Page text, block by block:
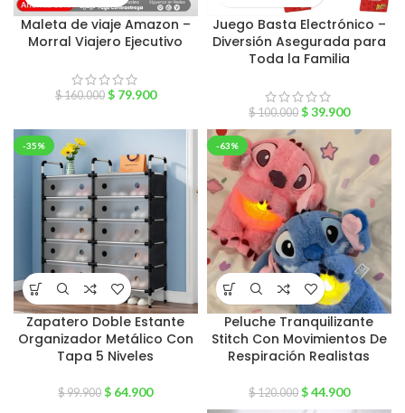
Maleta de viaje Amazon –
Morral Viajero Ejecutivo
$160.000 $79.900
Juego Basta Electrónico –
Diversión Asegurada para
Toda la Familia
$100.000 $39.900
-35%
Zapatero Doble Estante
Organizador Metálico Con
Tapa 5 Niveles
$99.900 $ 64.900
-63%
Peluche Tranquilizante
Stitch Con Movimientos De
Respiración Realistas
$120.000 $44.900